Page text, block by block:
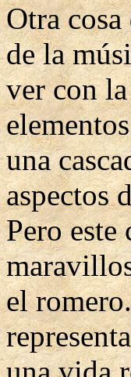
Otra
de la
ver con
una
aspectos
Pero este
el